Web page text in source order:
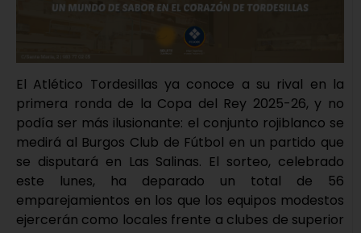
El Atlético Tordesillas ya conoce a su rival en la
primera ronda de la Copa del Rey 2025-26, y no
podía ser más ilusionante: el conjunto rojiblanco se
medirá al Burgos Club de Fútbol en un partido que
se disputará en Las Salinas. El sorteo, celebrado
este lunes, ha deparado un total de 56
emparejamientos en los que los equipos modestos
ejercerán como locales frente a clubes de superior